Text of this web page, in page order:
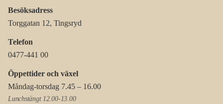
Besöksadress
Torggatan 12, Tingsryd
Telefon
0477-441 00
Öppettider och växel
Måndag-torsdag 7.45 – 16.00
Lunchstängt 12.00-13.00